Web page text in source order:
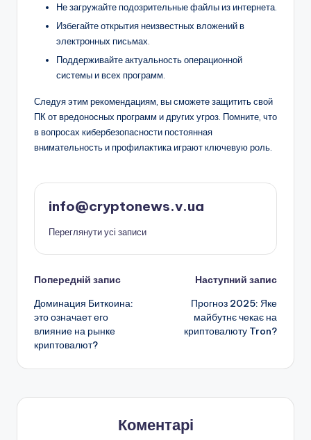
Не загружайте подозрительные файлы из интернета.
Избегайте открытия неизвестных вложений в
электронных письмах.
Поддерживайте актуальность операционной
системы и всех программ.
Следуя этим рекомендациям, вы сможете защитить свой
ПК от вредоносных программ и других угроз. Помните, что
в вопросах кибербезопасности постоянная
внимательность и профилактика играют ключевую роль.
info@cryptonews.v.ua
Переглянути усі записи
Навігація
по
запису
Попередній запис
Доминация Биткоина:
это означает его
влияние на рынке
криптовалют?
Наступний запис
Прогноз 2025: Яке
майбутнє чекає на
криптовалюту Tron?
Коментарі